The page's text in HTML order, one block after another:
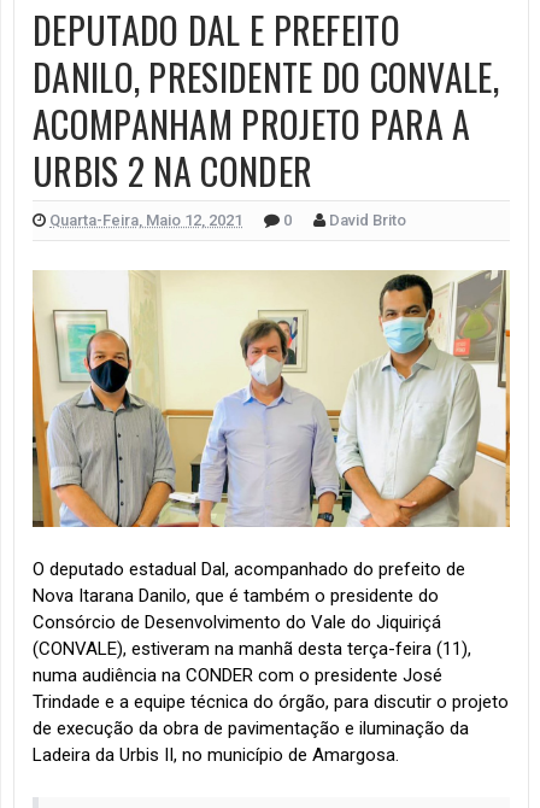
DEPUTADO DAL E PREFEITO
DANILO, PRESIDENTE DO CONVALE,
ACOMPANHAM PROJETO PARA A
URBIS 2 NA CONDER
Quarta-Feira, Maio 12, 2021 0 David Brito
O deputado estadual Dal, acompanhado do prefeito de
Nova Itarana Danilo, que é também o presidente do
Consórcio de Desenvolvimento do Vale do Jiquiriçá
(CONVALE), estiveram na manhã desta terça-feira (11),
numa audiência na CONDER com o presidente José
Trindade e a equipe técnica do órgão, para discutir o projeto
de execução da obra de pavimentação e iluminação da
Ladeira da Urbis II, no município de Amargosa.